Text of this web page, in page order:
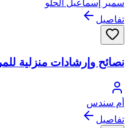
سمير إسماعيل الحلو
تفاصيل
نصائح وإرشادات منزلية
أم سندس
تفاصيل